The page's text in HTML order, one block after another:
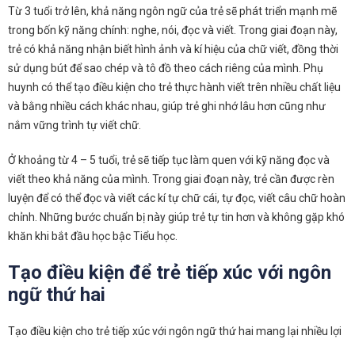
Từ 3 tuổi trở lên, khả năng ngôn ngữ của trẻ sẽ phát triển mạnh mẽ
trong bốn kỹ năng chính: nghe, nói, đọc và viết. Trong giai đoạn này,
trẻ có khả năng nhận biết hình ảnh và kí hiệu của chữ viết, đồng thời
sử dụng bút để sao chép và tô đồ theo cách riêng của mình. Phụ
huynh có thể tạo điều kiện cho trẻ thực hành viết trên nhiều chất liệu
và bằng nhiều cách khác nhau, giúp trẻ ghi nhớ lâu hơn cũng như
nắm vững trình tự viết chữ.
Ở khoảng từ 4 – 5 tuổi, trẻ sẽ tiếp tục làm quen với kỹ năng đọc và
viết theo khả năng của mình. Trong giai đoạn này, trẻ cần được rèn
luyện để có thể đọc và viết các kí tự chữ cái, tự đọc, viết câu chữ hoàn
chỉnh. Những bước chuẩn bị này giúp trẻ tự tin hơn và không gặp khó
khăn khi bắt đầu học bậc Tiểu học.
Tạo điều kiện để trẻ tiếp xúc với ngôn
ngữ thứ hai
Tạo điều kiện cho trẻ tiếp xúc với ngôn ngữ thứ hai mang lại nhiều lợi